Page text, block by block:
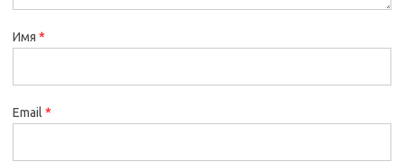
Имя *
Email *